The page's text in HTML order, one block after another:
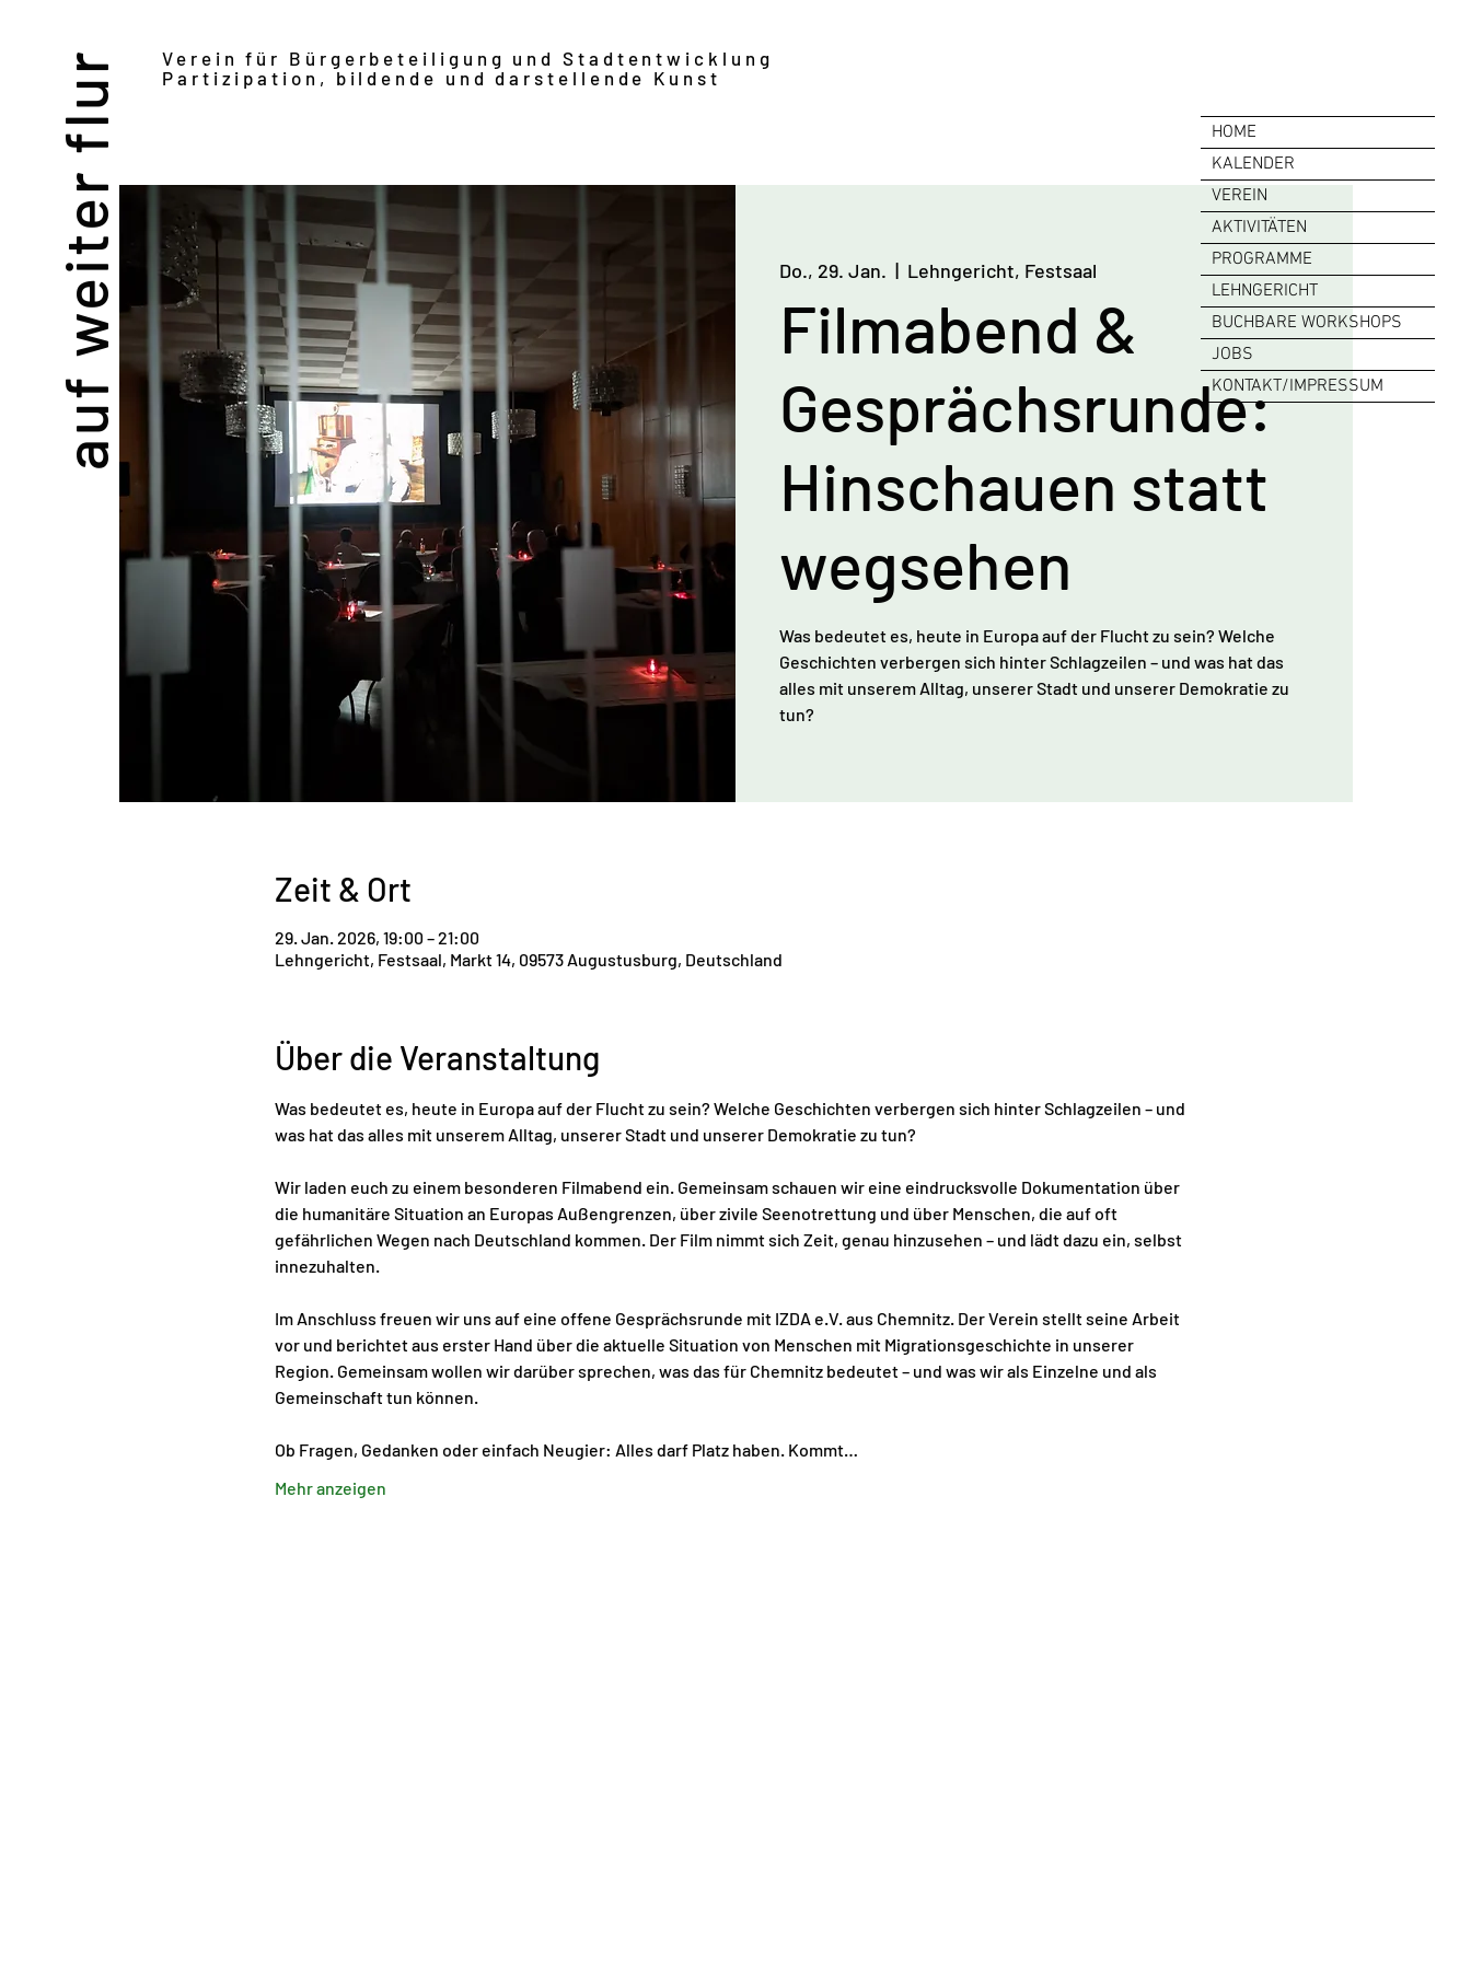
auf weiter flur
HOME
KALENDER
VEREIN
AKTIVITÄTEN
PROGRAMME
LEHNGERICHT
BUCHBARE WORKSHOPS
JOBS
KONTAKT/IMPRESSUM
Verein für Bürgerbeteiligung und Stadtentwicklung
Partizipation, bildende und darstellende Kunst
Do., 29. Jan.
  |
Lehngericht, Festsaal
Filmabend &
Gesprächsrunde:
Hinschauen statt
wegsehen
Was bedeutet es, heute in Europa auf der Flucht zu sein? Welche
Geschichten verbergen sich hinter Schlagzeilen – und was hat das
alles mit unserem Alltag, unserer Stadt und unserer Demokratie zu
tun?
Zeit & Ort
29. Jan. 2026, 19:00 – 21:00
Lehngericht, Festsaal, Markt 14, 09573 Augustusburg, Deutschland
Über die Veranstaltung
Was bedeutet es, heute in Europa auf der Flucht zu sein? Welche Geschichten verbergen sich hinter Schlagzeilen – und
was hat das alles mit unserem Alltag, unserer Stadt und unserer Demokratie zu tun?
Wir laden euch zu einem besonderen Filmabend ein. Gemeinsam schauen wir eine eindrucksvolle Dokumentation über
die humanitäre Situation an Europas Außengrenzen, über zivile Seenotrettung und über Menschen, die auf oft
gefährlichen Wegen nach Deutschland kommen. Der Film nimmt sich Zeit, genau hinzusehen – und lädt dazu ein, selbst
innezuhalten.
Im Anschluss freuen wir uns auf eine offene Gesprächsrunde mit IZDA e.V. aus Chemnitz. Der Verein stellt seine Arbeit
vor und berichtet aus erster Hand über die aktuelle Situation von Menschen mit Migrationsgeschichte in unserer
Region. Gemeinsam wollen wir darüber sprechen, was das für Chemnitz bedeutet – und was wir als Einzelne und als
Gemeinschaft tun können.
Ob Fragen, Gedanken oder einfach Neugier: Alles darf Platz haben. Kommt…
Mehr anzeigen